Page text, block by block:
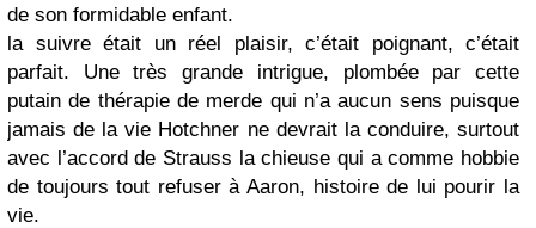
de son formidable enfant.
la suivre était un réel plaisir, c’était poignant, c’était
parfait. Une très grande intrigue, plombée par cette
putain de thérapie de merde qui n’a aucun sens puisque
jamais de la vie Hotchner ne devrait la conduire, surtout
avec l’accord de Strauss la chieuse qui a comme hobbie
de toujours tout refuser à Aaron, histoire de lui pourir la
vie.